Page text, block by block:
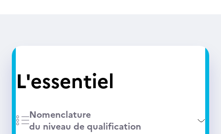
L'essentiel
Nomenclature
du niveau de qualification